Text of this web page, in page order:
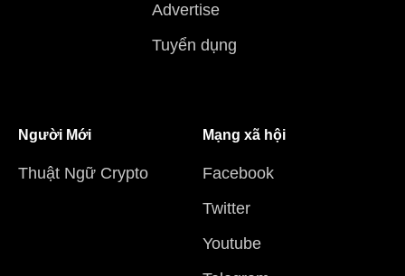
Advertise
Tuyển dụng
Người Mới
Thuật Ngữ Crypto
Mạng xã hội
Facebook
Twitter
Youtube